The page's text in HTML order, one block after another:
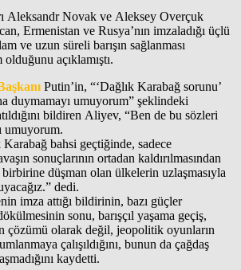
Aleksandr Novak ve Aleksey Overçuk
Ermenistan ve Rusya’nın imzaladığı üçlü
ve uzun süreli barışın sağlanması
olduğunu açıklamıştı.
Putin’in, “‘Dağlık Karabağ sorunu’
duymamayı umuyorum” şeklindeki
bildiren Aliyev, “Ben de bu sözleri
umuyorum.
Karabağ bahsi geçtiğinde, sadece
sonuçlarının ortadan kaldırılmasından
düşman olan ülkelerin uzlaşmasıyla
dedi.
imza attığı bildirinin, bazı güçler
sonu, barışçıl yaşama geçiş,
çözümü olarak değil, jeopolitik oyunların
çalışıldığını, bunun da çağdaş
kaydetti.